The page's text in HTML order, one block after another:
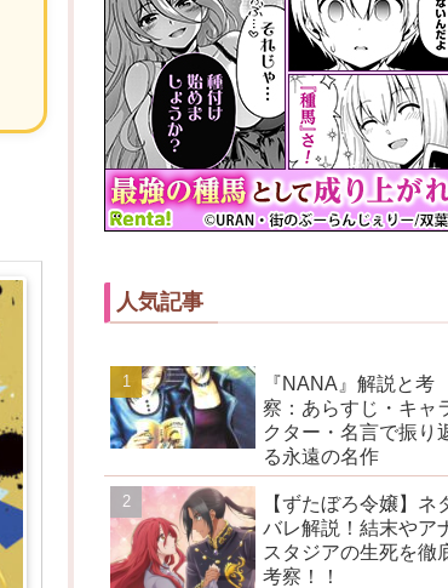
人気記事
『NANA』解説と考
察：あらすじ・キャ
クター・名言で振り
る永遠の名作
【ずたぼろ令嬢】ネ
バレ解説！結末やア
スタジアの生死を徹
考察！！